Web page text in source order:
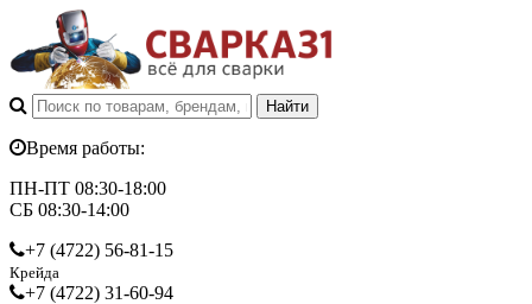
Время работы:
ПН-ПТ 08:30-18:00
СБ 08:30-14:00
+7 (4722) 56-81-15
Крейда
+7 (4722) 31-60-94